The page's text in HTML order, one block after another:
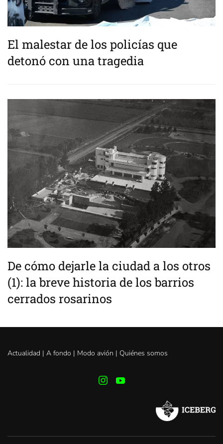
El malestar de los policías que
detonó con una tragedia
De cómo dejarle la ciudad a los otros
(1): la breve historia de los barrios
cerrados rosarinos
Actualidad | A fondo | Modo avión | Quiénes somos